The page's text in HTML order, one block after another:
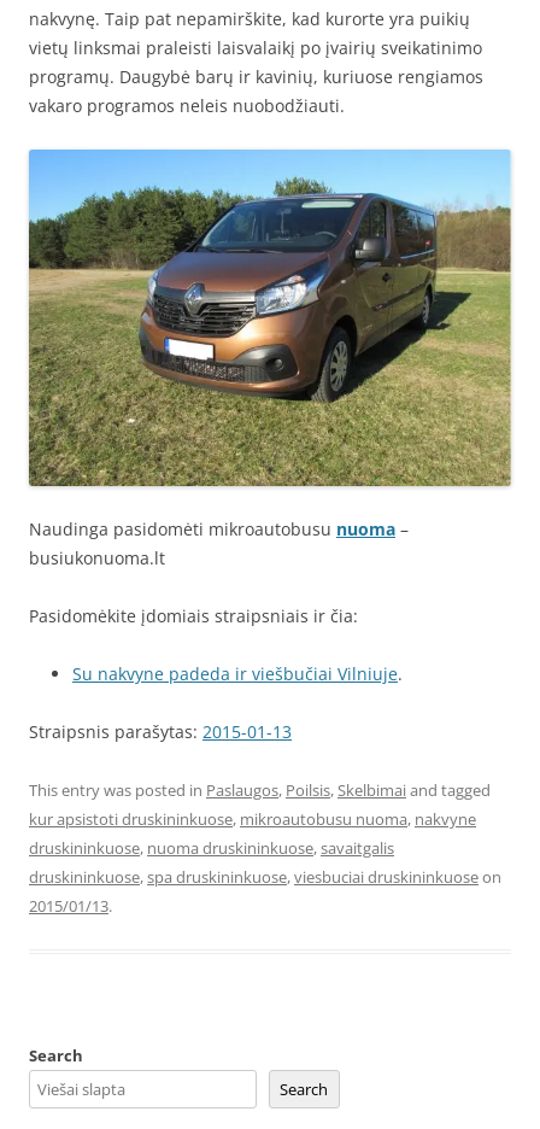
nakvynę. Taip pat nepamirškite, kad kurorte yra puikių
vietų linksmai praleisti laisvalaikį po įvairių sveikatinimo
programų. Daugybė barų ir kavinių, kuriuose rengiamos
vakaro programos neleis nuobodžiauti.
Naudinga pasidomėti mikroautobusu nuoma –
busiukonuoma.lt
Pasidomėkite įdomiais straipsniais ir čia:
Su nakvyne padeda ir viešbučiai Vilniuje.
Straipsnis parašytas: 2015-01-13
This entry was posted in Paslaugos, Poilsis,Skelbimaiand tagged
kur apsistoti druskininkuose, mikroautobusu nuoma, nakvyne
druskininkuose, nuoma druskininkuose,savaitgalis
druskininkuose,spa druskininkuose,viesbuciai druskininkuoseon
2015/01/13.
Search
Search